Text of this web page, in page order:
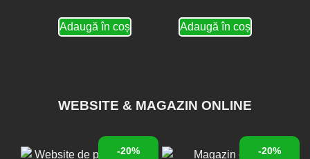
Adaugă în coș Adaugă în coș
WEBSITE & MAGAZIN ONLINE
-20% -20%